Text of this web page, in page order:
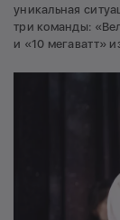
уникальная
три команды:
и «10 мегаватт»